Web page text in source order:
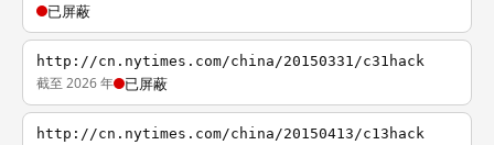
已屏蔽
http://cn.nytimes.com/china/20150331/c31hack
截至 2026 年 已屏蔽
http://cn.nytimes.com/china/20150413/c13hack